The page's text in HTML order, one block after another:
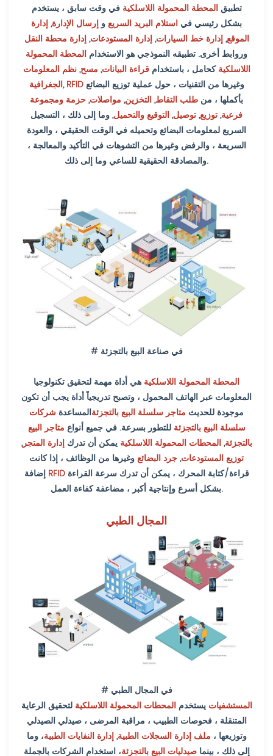
تطبيقالمحطة المحمولة اللاسلكية في وقت سابق ، يستخدم
بشكل رئيسي في استلام البريد السريعوإرسال الإدارة,إدارة
الموقع,إدارة خط السيارات,إدارة المستودعات,إدارة محطة النقل
وروابط أخرى. تطبيقه النموذجي هو الاستخدام المحطة المحمولة
اللاسلكيةكحامل ، باستخدامقراءة البيانات, مسح,نظم المعلومات
الجغرافية,RFIDوغيرها من التقنيات ، حول عملية توزيع البضائع
بأكملها ، من طلب التقاط,التخزين, مواصلات,حزمة ومجموعة
فرعية,توزيع,توصيل,التوقيع والتحميل,وما إلى ذلك ، التسجيل
السريع لمعلومات البضائع وتحميله في الوقت الحقيقي ، والعودة
السريعة ، والرفض وغيرها من التشوهات في التأكيد والمعالجة ،
والمصادقة الحقيقية للساعي وما إلى ذلك.
# في صناعة البيع بالتجزئة
المحطة المحمولة اللاسلكية هي أداة مهمة لتحقيق تكنولوجيا
المعلومات عبر الهاتف المحمول ، وتصبح تدريجياً أداة يجب أن تكون
موجودة للحديث متاجر سلسلة البيع بالتجزئةالمساعدة شركات
سلسلة البيع بالتجزئة للتطور بسرعة. في جميع أنواع متاجر البيع
بالتجزئة,المحطات المحمولة اللاسلكية يمكن أن تدركإدارة المتجر,
توزيع المستودعات,جرد البضائعوغيرها من الوظائف ، إذا كانت
إضافة RFIDقراءة/كتابة المحرك ، يمكن أن تدرك سرعة القراءة
بشكل أسرع وإنتاجية أكبر ، مضاعفة كفاءة العمل.
المجال الطبي
# في المجال الطبي
المستشفيات يستخدمالمحطات المحمولة اللاسلكية لتحقيق الرعاية
المتنقلة ، فحوصات الطبيب ، مراقبة المرضى ، صيدلي الصيدلي
وتوزيعها ، ملف إدارة السجلات الطبية,إدارة النفايات الطبية، وما
إلى ذلك ، بينماصيدليات البيع بالتجزئة، استخدام الشركات بالجملة